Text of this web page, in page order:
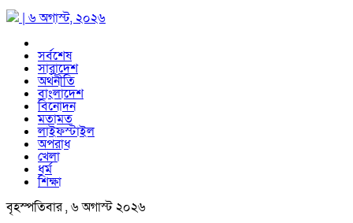
| ৬ অগাস্ট, ২০২৬
সর্বশেষ
সারাদেশ
অর্থনীতি
বাংলাদেশ
বিনোদন
মতামত
লাইফস্টাইল
অপরাধ
খেলা
ধর্ম
শিক্ষা
বৃহস্পতিবার , ৬ অগাস্ট ২০২৬